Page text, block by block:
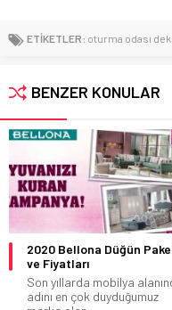
ETİKETLER: oturma odası
BENZER KONULAR
Yatak Odası Tasarım
2020
Yatak Odası Nasıl Dizayn
Bazı insanlar sadece